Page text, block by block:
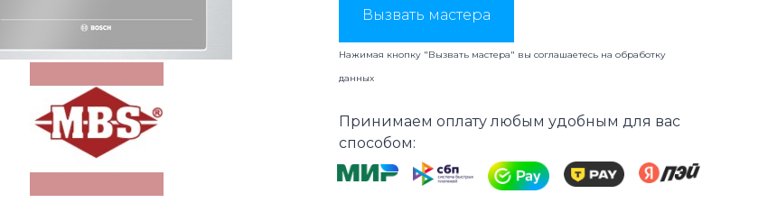
Вызвать мастера
Нажимая кнопку "Вызвать мастера" вы соглашаетесь наобработку
данных
Принимаем оплату любым удобным для вас
способом: